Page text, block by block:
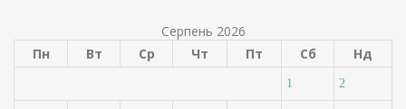
Серпень 2026
Пн
Вт Ср Чт Пт Сб Нд
1 2